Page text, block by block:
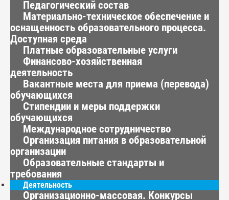
Педагогический состав
Материально-техническое обеспечение и
оснащенность образовательного процесса.
Доступная среда
Платные образовательные услуги
Финансово-хозяйственная
деятельность
Вакантные места для приема (перевода)
обучающихся
Стипендии и меры поддержки
обучающихся
Международное сотрудничество
Организация питания в образовательной
организации
Образовательные стандарты и
требования
Деятельность
Организационно-массовая. Конкурсы